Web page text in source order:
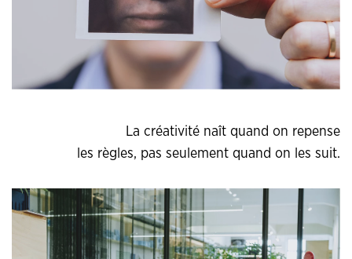
La créativité naît quand on repense
les règles, pas seulement quand on les suit.